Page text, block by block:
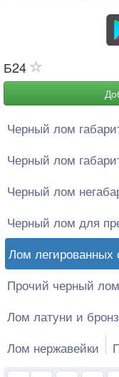
Б24
Черный лом
Черный лом
Черный лом
Черный лом для
Лом легированных
Прочий черный лом
Лом латуни и
Лом нержавейки